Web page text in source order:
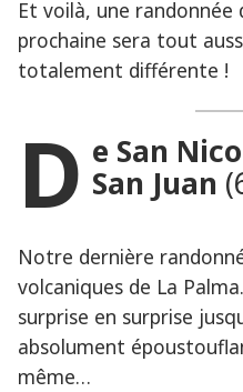
Et voilà, une
prochaine sera tout
totalement différente !
D e San
San Juan
Notre dernière
volcaniques de La
surprise en surprise
absolument
même…